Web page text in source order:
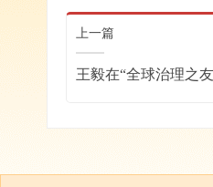
上一篇
王毅在“全球治理之